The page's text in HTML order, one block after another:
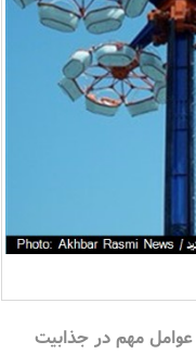
عوامل مهم در جذابیت